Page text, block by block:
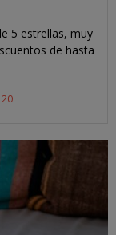
5 estrellas, muy
de hasta
20